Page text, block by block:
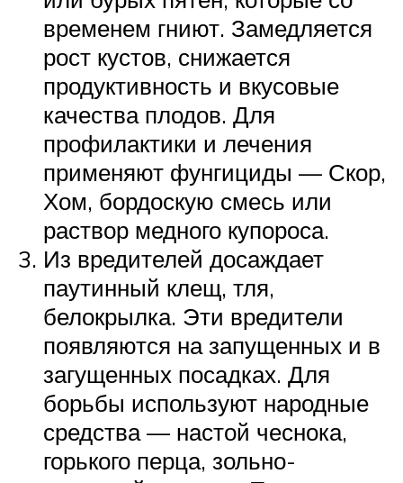
временем гниют. Замедляется
рост кустов, снижается
продуктивность и вкусовые
качества плодов. Для
профилактики и лечения
применяют фунгициды — Скор,
Хом, бордоскую смесь или
раствор медного купороса.
Из вредителей досаждает
паутинный клещ, тля,
белокрылка. Эти вредители
появляются на запущенных и в
загущенных посадках. Для
борьбы используют народные
средства — настой чеснока,
горького перца, зольно-